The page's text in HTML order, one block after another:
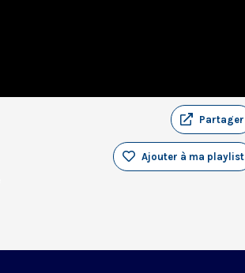
Partager
Ajouter à ma playlist